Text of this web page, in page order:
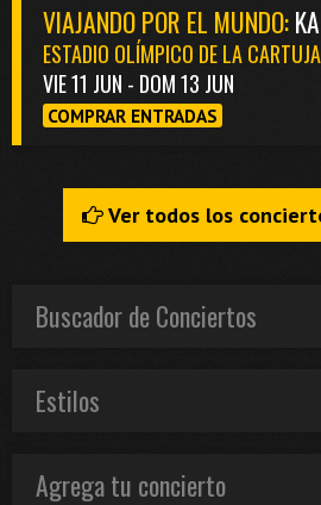
VIAJANDO POR EL MUNDO:
ESTADIO OLÍMPICO DE LA
VIE 11 JUN - DOM 13 JUN
COMPRAR ENTRADAS
Ver todos los
Buscador de Conciertos
Estilos
Agrega tu concierto